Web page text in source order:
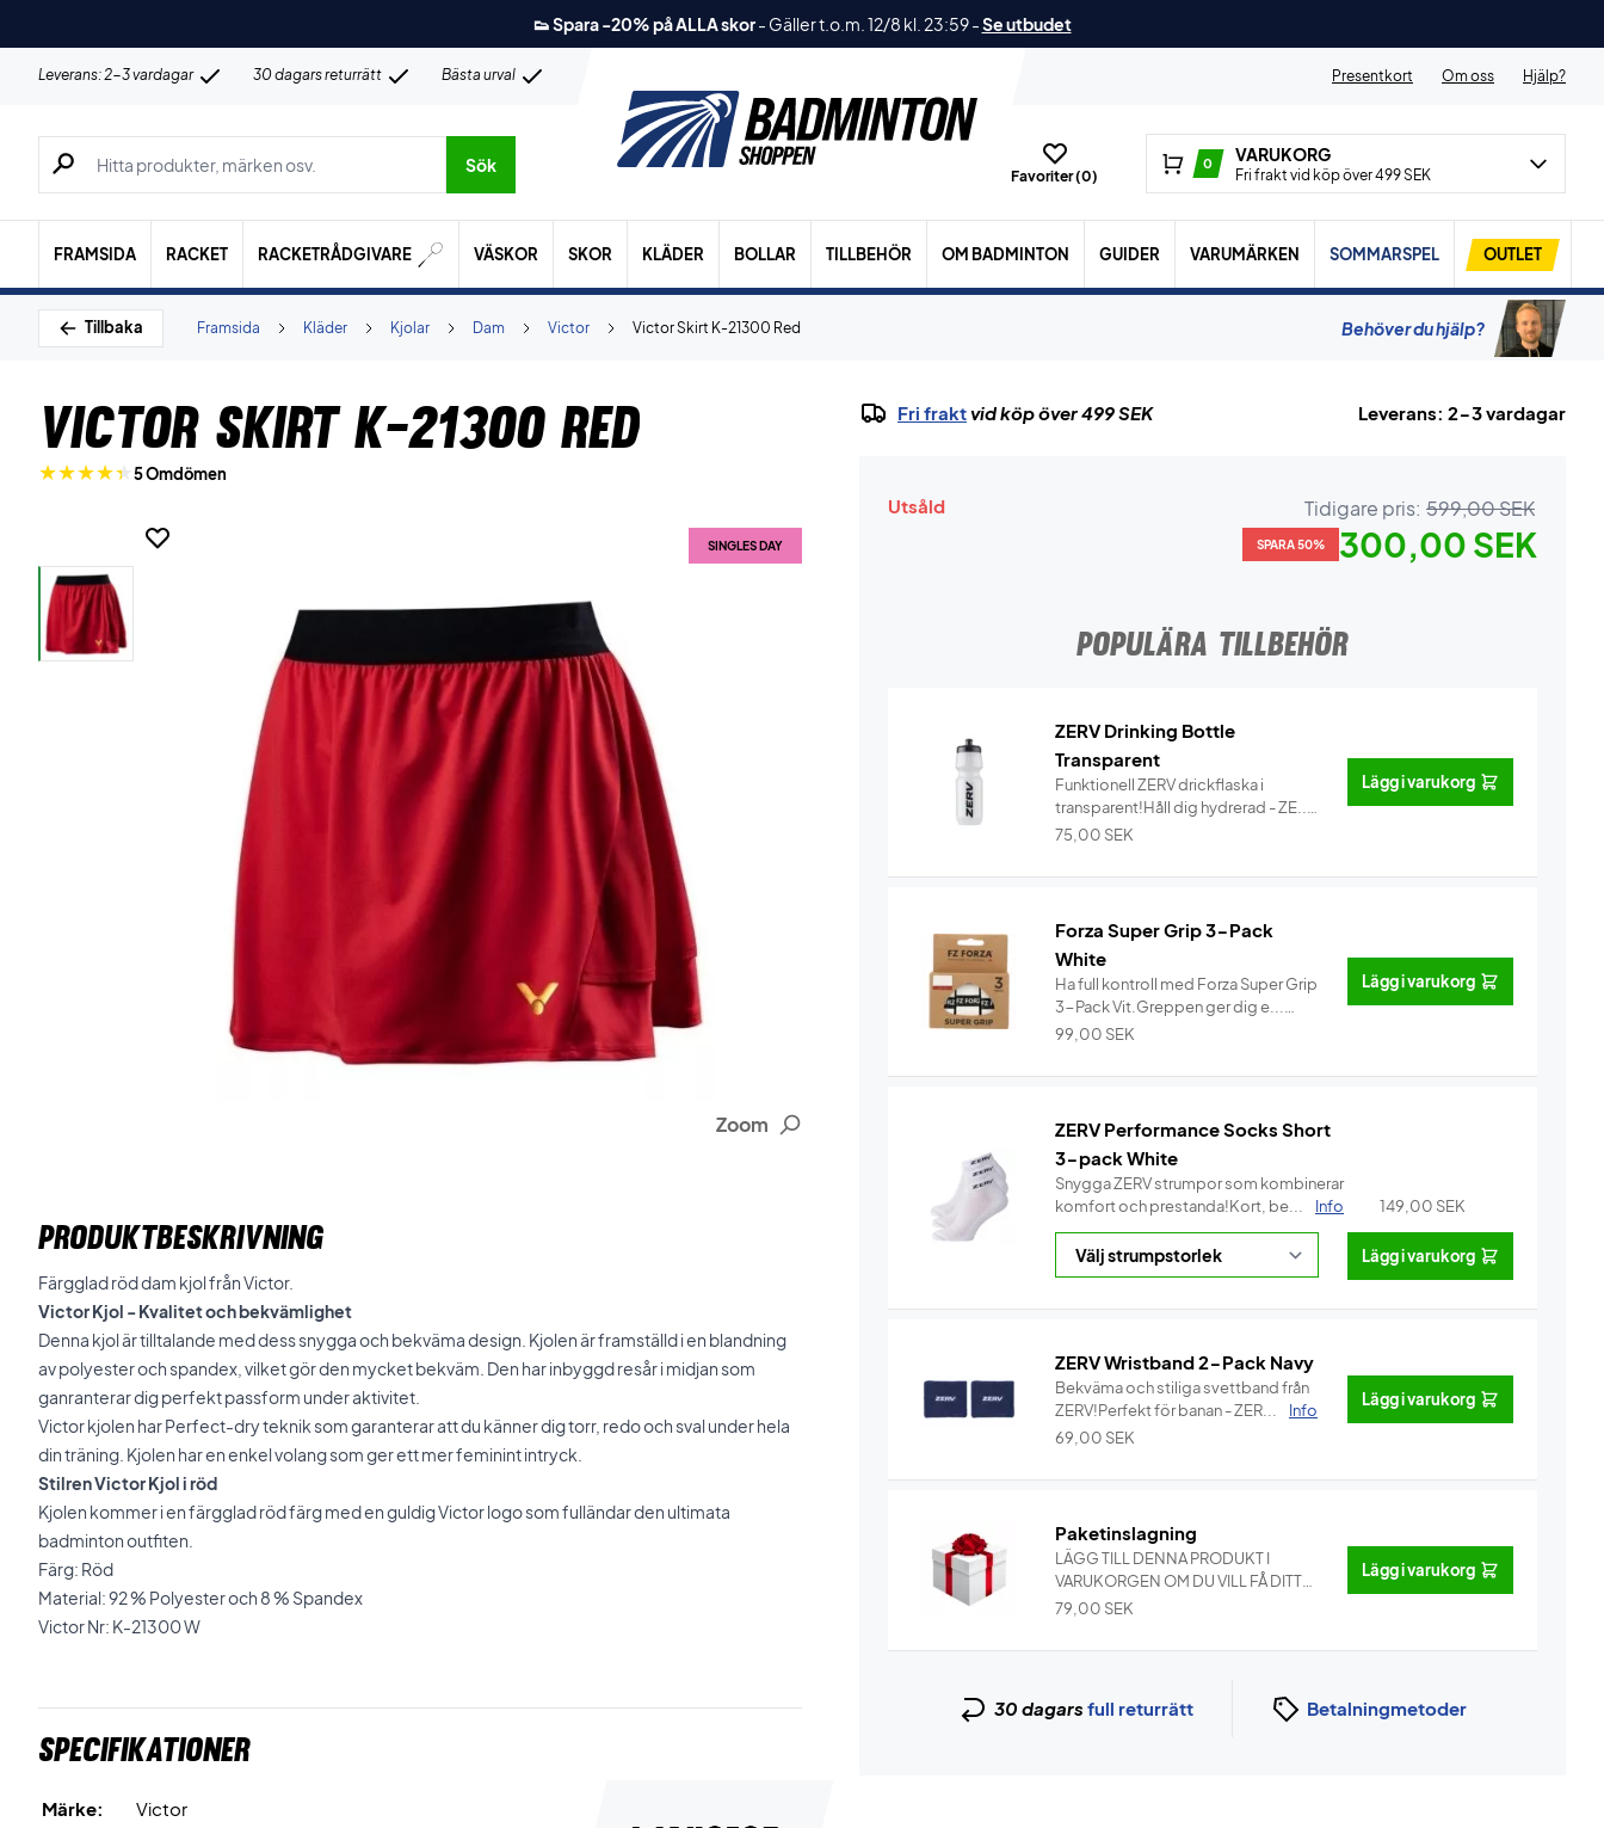
👟 Spara -20% på ALLA skor- Gäller t.o.m. 12/8 kl. 23:59-Se utbudet
Leverans: 2-3 vardagar 30 dagars returrätt Bästa urval Presentkort Om oss Hjälp?
Sök efter produkter, märken osv.
Sök
Favoriter (0)
0 VARUKORG
Fri frakt vid köp över 499 SEK
FRAMSIDA RACKET RACKETRÅDGIVARE VÄSKOR SKOR KLÄDER BOLLAR TILLBEHÖR OM BADMINTON GUIDER VARUMÄRKEN SOMMARSPEL OUTLET
Tillbaka Victor Skirt K-21300 Red
Victor
Dam
Kjolar
Kläder
Framsida Behöver du hjälp?
Victor Skirt K-21300 Red
5 Omdömen
Zoom
SINGLES DAY
PRODUKTBESKRIVNING
Färgglad röd dam kjol från Victor.
Victor Kjol - Kvalitet och bekvämlighet
Denna kjol är tilltalande med dess snygga och bekväma design. Kjolen är framställd i en blandning
av polyester och spandex, vilket gör den mycket bekväm. Den har inbyggd resår i midjan som
ganranterar dig perfekt passform under aktivitet.
Victor kjolen har Perfect-dry teknik som garanterar att du känner dig torr, redo och sval under hela
din träning. Kjolen har en enkel volang som ger ett mer feminint intryck.
Stilren Victor Kjol i röd
Kjolen kommer i en färgglad röd färg med en guldig Victor logo som fulländar den ultimata
badminton outfiten.
Färg: Röd
Material: 92 % Polyester och 8 % Spandex
Victor Nr: K-21300 W
Specifikationer
Märke:
Victor
Fri fraktvid köp över 499 SEK Leverans: 2-3 vardagar
Utsåld Tidigare pris: 599,00 SEK
SPARA 50% 300,00 SEK
POPULÄRA TILLBEHÖR
ZERV Drinking Bottle
Transparent
Funktionell ZERV drickflaska i
transparent!Håll dig hydrerad - ZE...
Info
75,00 SEK
Lägg i varukorg
Forza Super Grip 3-Pack
White
Ha full kontroll med Forza Super Grip
3-Pack Vit.Greppen ger dig e...
Info
99,00 SEK
Lägg i varukorg
ZERV Performance Socks Short
3-pack White
Snygga ZERV strumpor som kombinerar
komfort och prestanda!Kort, be...
Info 149,00 SEK
Lägg i varukorg
ZERV Wristband 2-Pack Navy
Bekväma och stiliga svettband från
ZERV!Perfekt för banan - ZER...
Info
69,00 SEK
Lägg i varukorg
Paketinslagning
LÄGG TILL DENNA PRODUKT I
VARUKORGEN OM DU VILL FÅ DITT
PAKET IN...
79,00 SEK
Lägg i varukorg
30 dagars full returrätt Betalningmetoder